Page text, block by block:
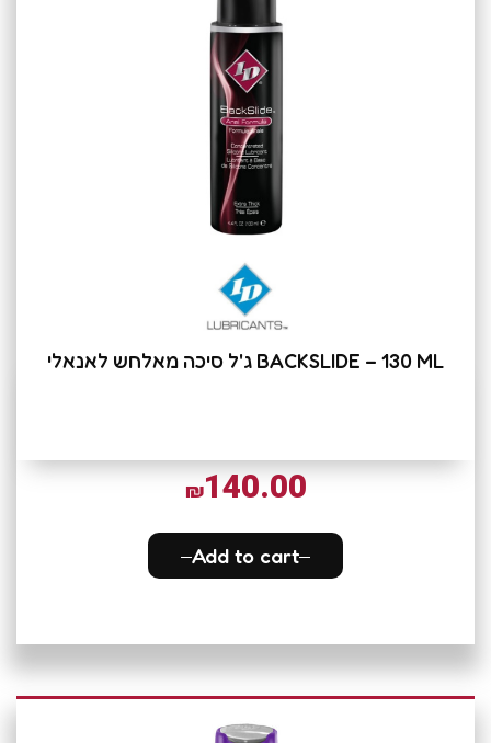
BACKSLIDE – 130 ML ג'ל סיכה מאלחש לאנאלי
₪140.00
Add to cart